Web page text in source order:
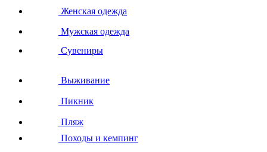
Женская одежда
Мужская одежда
Сувениры
Выживание
Пикник
Пляж
Походы и кемпинг